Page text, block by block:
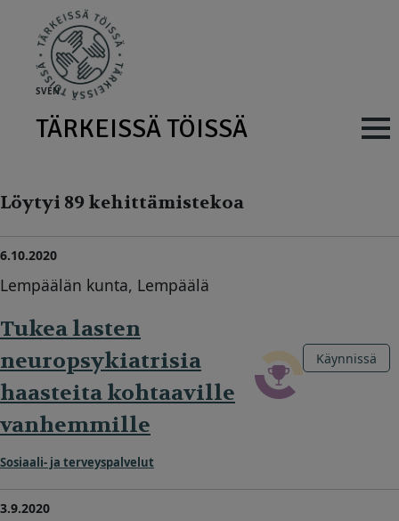
SVEN
TÄRKEISSÄ TÖISSÄ Main
Löytyi 89 kehittämistekoa
6.10.2020
Lempäälän kunta, Lempäälä
Tukea lasten
neuropsykiatrisia
haasteita kohtaaville
vanhemmille
Sosiaali- ja terveyspalvelut
Käynnissä
3.9.2020